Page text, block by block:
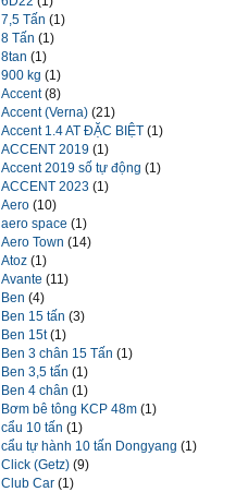
7,5 Tấn(1)
8 Tấn(1)
8tan(1)
900 kg(1)
Accent(8)
Accent (Verna)(21)
Accent 1.4 AT ĐẶC BIỆT(1)
ACCENT 2019(1)
Accent 2019 số tự động(1)
ACCENT 2023(1)
Aero(10)
aero space(1)
Aero Town(14)
Atoz(1)
Avante(11)
Ben(4)
Ben 15 tấn(3)
Ben 15t(1)
Ben 3 chân 15 Tấn(1)
Ben 3,5 tấn(1)
Ben 4 chân(1)
Bơm bê tông KCP 48m(1)
cẩu 10 tấn(1)
cẩu tự hành 10 tấn Dongyang(1)
Click (Getz)(9)
Club Car(1)